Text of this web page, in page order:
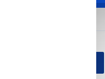
atabilirsiniz.